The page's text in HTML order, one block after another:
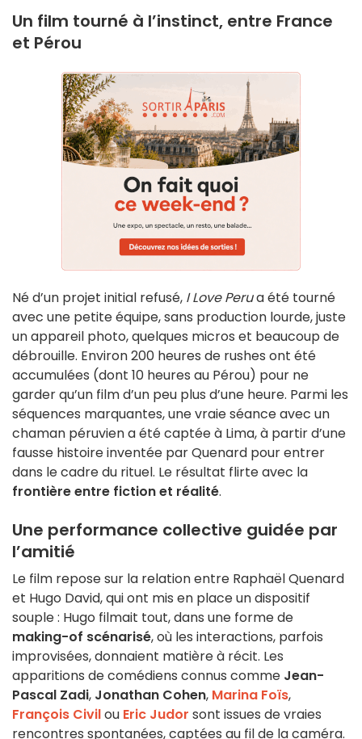
Un film tourné à l’instinct, entre France
et Pérou
Né d’un projet initial refusé, I Love Perua été tourné
avec une petite équipe, sans production lourde, juste
un appareil photo, quelques micros et beaucoup de
débrouille. Environ 200 heures de rushes ont été
accumulées (dont 10 heures au Pérou) pour ne
garder qu’un film d’un peu plus d’une heure. Parmi les
séquences marquantes, une vraie séance avec un
chaman péruvien a été captée à Lima, à partir d’une
fausse histoire inventée par Quenard pour entrer
dans le cadre du rituel. Le résultat flirte avec la
frontière entre fiction et réalité.
Une performance collective guidée par
l’amitié
Le film repose sur la relation entre Raphaël Quenard
et Hugo David, qui ont mis en place un dispositif
souple : Hugo filmait tout, dans une forme de
making-of scénarisé, où les interactions, parfois
improvisées, donnaient matière à récit. Les
apparitions de comédiens connus comme Jean-
Pascal Zadi, Jonathan Cohen, Marina Foïs,
François Civilou Eric Judor sont issues de vraies
rencontres spontanées, captées au fil de la caméra.